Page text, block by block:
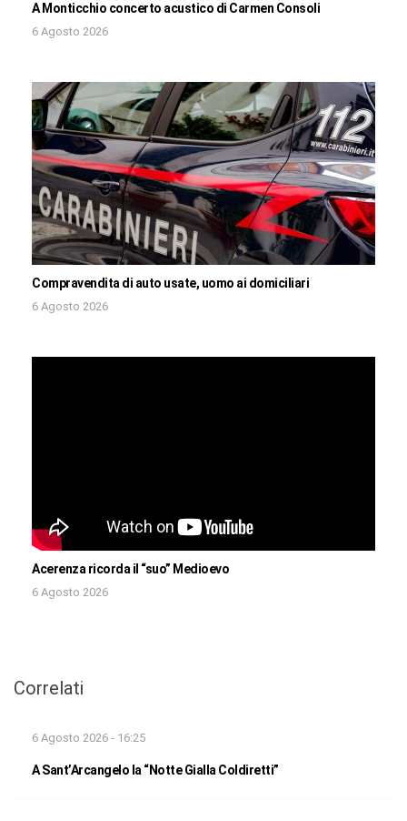
A Monticchio concerto acustico di Carmen Consoli
6 Agosto 2026
Compravendita di auto usate, uomo ai domiciliari
6 Agosto 2026
Acerenza ricorda il “suo” Medioevo
6 Agosto 2026
Correlati
6 Agosto 2026 - 16:25
A Sant’Arcangelo la “Notte Gialla Coldiretti”